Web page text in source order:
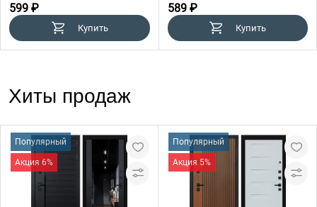
599 ₽
Купить
589 ₽
Купить
Хиты продаж
Популярный
Акция 6%
Популярный
Акция 5%